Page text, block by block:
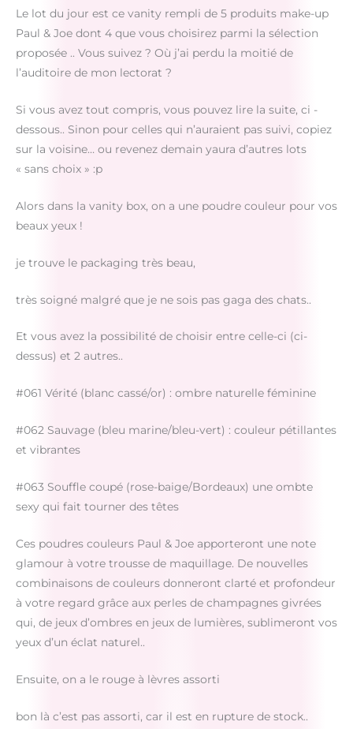
Le lot du jour est ce vanity rempli de 5 produits make-up
Paul & Joe dont 4 que vous choisirez parmi la sélection
proposée .. Vous suivez ? Où j’ai perdu la moitié de
l’auditoire de mon lectorat ?
Si vous avez tout compris, vous pouvez lire la suite, ci -
dessous.. Sinon pour celles qui n’auraient pas suivi, copiez
sur la voisine… ou revenez demain yaura d’autres lots
« sans choix » :p
Alors dans la vanity box, on a une poudre couleur pour vos
beaux yeux !
je trouve le packaging très beau,
très soigné malgré que je ne sois pas gaga des chats..
Et vous avez la possibilité de choisir entre celle-ci (ci-
dessus) et 2 autres..
#061 Vérité (blanc cassé/or) : ombre naturelle féminine
#062 Sauvage (bleu marine/bleu-vert) : couleur pétillantes
et vibrantes
#063 Souffle coupé (rose-baige/Bordeaux) une ombte
sexy qui fait tourner des têtes
Ces poudres couleurs Paul & Joe apporteront une note
glamour à votre trousse de maquillage. De nouvelles
combinaisons de couleurs donneront clarté et profondeur
à votre regard grâce aux perles de champagnes givrées
qui, de jeux d’ombres en jeux de lumières, sublimeront vos
yeux d’un éclat naturel..
Ensuite, on a le rouge à lèvres assorti
bon là c’est pas assorti, car il est en rupture de stock..